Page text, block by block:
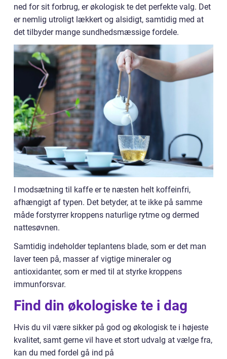
ned for sit forbrug, er økologisk te det perfekte valg. Det
er nemlig utroligt lækkert og alsidigt, samtidig med at
det tilbyder mange sundhedsmæssige fordele.
I modsætning til kaffe er te næsten helt koffeinfri,
afhængigt af typen. Det betyder, at te ikke på samme
måde forstyrrer kroppens naturlige rytme og dermed
nattesøvnen.
Samtidig indeholder teplantens blade, som er det man
laver teen på, masser af vigtige mineraler og
antioxidanter, som er med til at styrke kroppens
immunforsvar.
Find din økologiske te i dag
Hvis du vil være sikker på god og økologisk te i højeste
kvalitet, samt gerne vil have et stort udvalg at vælge fra,
kan du med fordel gå ind på